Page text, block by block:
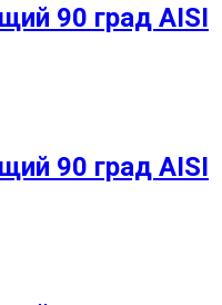
90 град AISI
90 град AISI